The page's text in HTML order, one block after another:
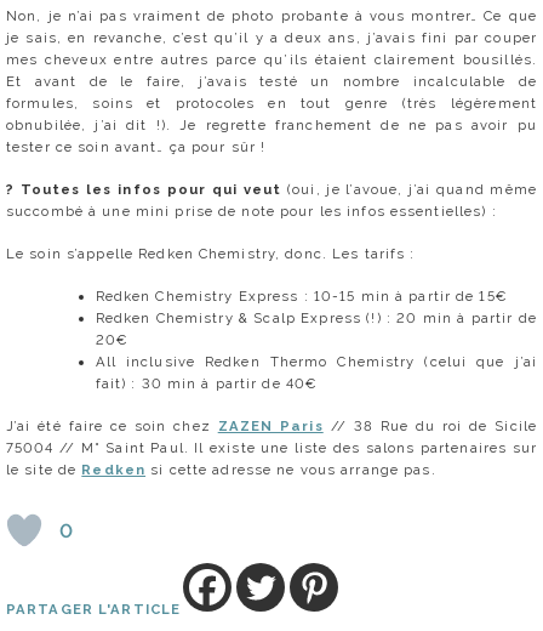
Non, je n’ai pas vraiment de photo probante à vous montrer… Ce que
je sais, en revanche, c’est qu’il y a deux ans, j’avais fini par couper
mes cheveux entre autres parce qu’ils étaient clairement bousillés.
Et avant de le faire, j’avais testé un nombre incalculable de
formules, soins et protocoles en tout genre (très légèrement
obnubilée, j’ai dit !). Je regrette franchement de ne pas avoir pu
tester ce soin avant… ça pour sûr !
? Toutes les infos pour qui veut (oui, je l’avoue, j’ai quand même
succombé à une mini prise de note pour les infos essentielles) :
Le soin s’appelle Redken Chemistry, donc. Les tarifs :
Redken Chemistry Express : 10-15 min à partir de 15€
Redken Chemistry & Scalp Express (!) : 20 min à partir de
20€
All inclusive Redken Thermo Chemistry (celui que j’ai
fait) : 30 min à partir de 40€
J’ai été faire ce soin chez ZAZEN Paris // 38 Rue du roi de Sicile
75004 // M° Saint Paul. Il existe une liste des salons partenaires sur
le site de Redken si cette adresse ne vous arrange pas.
0
PARTAGER L'ARTICLE